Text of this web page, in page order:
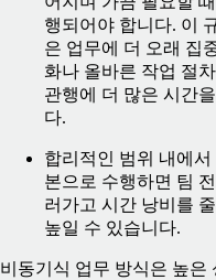
행되어야 합니다. 이
은 업무에 더 오래 집
화나 올바른 작업 절
관행에 더 많은 시간
다.
합리적인 범위 내에서
본으로 수행하면 팀
러가고 시간 낭비를
높일 수 있습니다.
비동기식 업무 방식은 높은